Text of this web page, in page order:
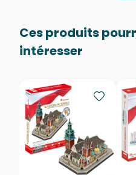
Ces produits
intéresser